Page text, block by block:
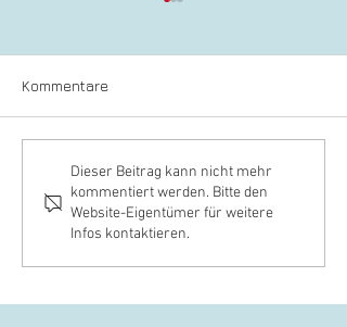
Geschäftsbericht 2025
LIV Hessen
Kommentare
Dieser Beitrag kann nicht mehr
kommentiert werden. Bitte den
Website-Eigentümer für weitere
Infos kontaktieren.